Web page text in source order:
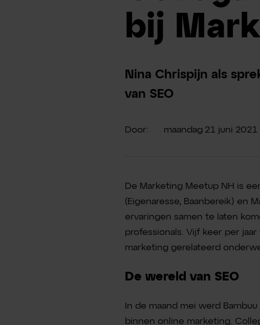
bij
Nina Chrispijn als
van SEO
Door: maandag 21 juni 2021
De Marketing Meetup NH is
(Eigenaresse, Baanbereik) en
ervaringen samen te laten
professionals. Vijf keer per
marketing gerelateerd
De wereld van SEO
In de maand mei werd
binnen online marketing.